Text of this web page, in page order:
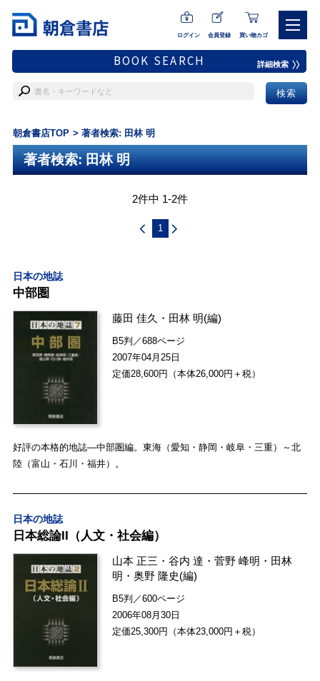
ログイン 会員登録 買い物カゴ
BOOK SEARCH 詳細検索
朝倉書店TOP 著者検索: 田林 明
著者検索: 田林 明
2件中 1-2件
1
日本の地誌
中部圏
藤田 佳久 ・ 田林 明(編)
B5判／688ページ
2007年04月25日
定価28,600円（本体26,000円＋税）
好評の本格的地誌―中部圏編。東海（愛知・静岡・岐阜・三重）～北
陸（富山・石川・福井）。
日本の地誌
日本総論II（人文・社会編）
山本 正三 ・谷内 達 ・菅野 峰明 ・ 田林
明 ・奥野 隆史(編)
B5判／600ページ
2006年08月30日
定価25,300円（本体23,000円＋税）